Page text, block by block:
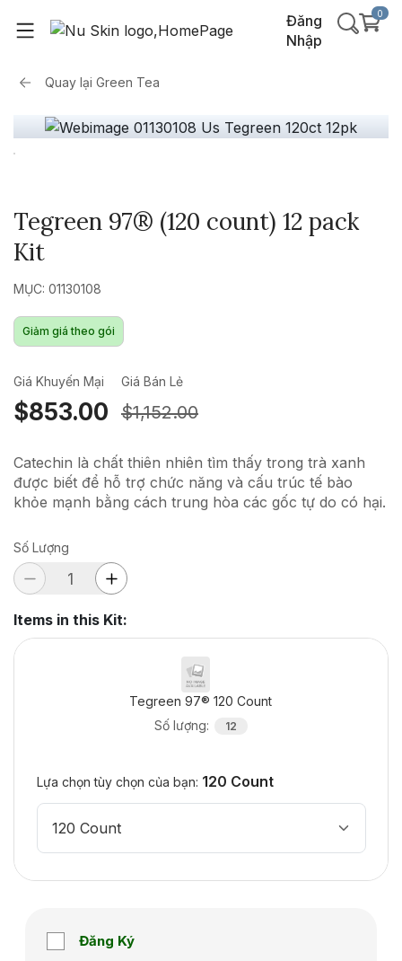
Đăng
Nhập
0
Quay lại Green Tea
Tegreen 97® (120 count) 12 pack
Kit
MỤC: 01130108
Giảm giá theo gói
Giá Khuyến Mại
$853.00
Giá Bán Lẻ
$1,152.00
Catechin là chất thiên nhiên tìm thấy trong trà xanh
được biết để hỗ trợ chức năng và cấu trúc tế bào
khỏe mạnh bằng cách trung hòa các gốc tự do có hại.
Số Lượng
Items in this Kit:
Tegreen 97® 120 Count
Số lượng: 12
Lựa chọn tùy chọn của bạn: 120 Count
120 Count
Đăng Ký